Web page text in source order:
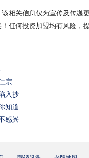
相关信息仅为宣传及传递
任何投资加盟均有风险，
宗
入抄
知道
感兴